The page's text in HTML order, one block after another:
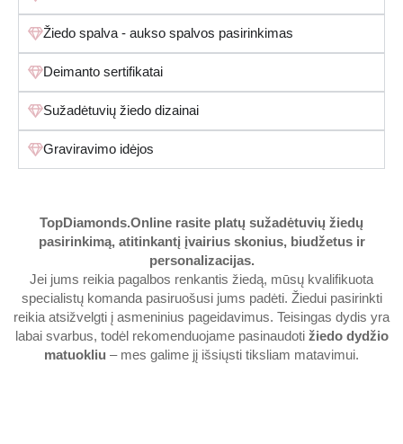
Žiedo spalva - aukso spalvos pasirinkimas
Deimanto sertifikatai
Sužadėtuvių žiedo dizainai
Graviravimo idėjos
TopDiamonds.Online rasite platų sužadėtuvių žiedų
pasirinkimą, atitinkantį įvairius skonius, biudžetus ir
personalizacijas.
Jei jums reikia pagalbos renkantis žiedą, mūsų kvalifikuota
specialistų komanda pasiruošusi jums padėti. Žiedui pasirinkti
reikia atsižvelgti į asmeninius pageidavimus. Teisingas dydis yra
labai svarbus, todėl rekomenduojame pasinaudoti žiedo dydžio
matuokliu – mes galime jį išsiųsti tiksliam matavimui.